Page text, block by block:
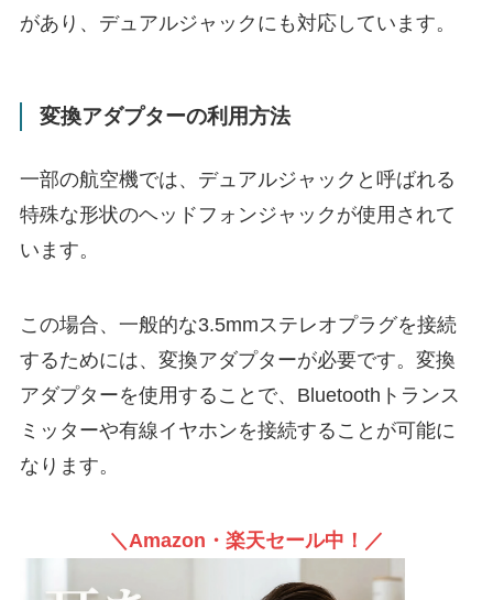
があり、デュアルジャックにも対応しています。
変換アダプターの利用方法
一部の航空機では、デュアルジャックと呼ばれる
特殊な形状のヘッドフォンジャックが使用されて
います。​
この場合、一般的な3.5mmステレオプラグを接続
するためには、変換アダプターが必要です。​変換
アダプターを使用することで、Bluetoothトランス
ミッターや有線イヤホンを接続することが可能に
なります。
＼Amazon・楽天セール中！／